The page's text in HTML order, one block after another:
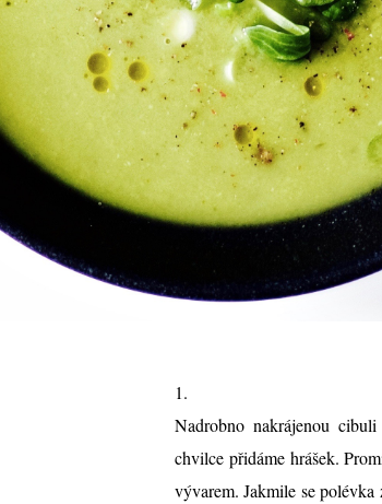
1.
Nadrobno nakrájenou
chvilce přidáme hrášek.
vývarem. Jakmile se polévka